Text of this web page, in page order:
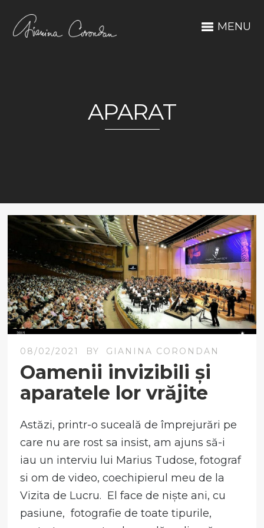
MENU
APARAT
08/02/2021 BY GIANINA CORONDAN
Oamenii invizibili și
aparatele lor vrăjite
Astăzi, printr-o suceală de împrejurări pe
care nu are rost sa insist, am ajuns să-i
iau un interviu lui Marius Tudose, fotograf
si om de video, coechipierul meu de la
Vizita de Lucru. El face de niște ani, cu
pasiune, fotografie de toate tipurile,